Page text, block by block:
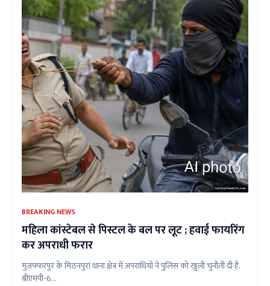
BREAKING NEWS
महिला कांस्टेबल से पिस्टल के बल पर लूट ; हवाई फायरिंग
कर अपराधी फरार
मुजफ्फरपुर के मिठनपुरा थाना क्षेत्र में अपराधियों ने पुलिस को खुली चुनौती दी है.
बीएमपी-6...